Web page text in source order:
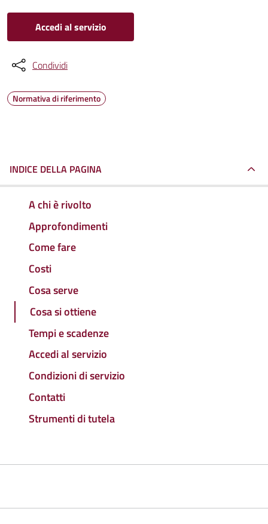
Accedi al servizio
Condividi
Normativa di riferimento
INDICE DELLA PAGINA
A chi è rivolto
Approfondimenti
Come fare
Costi
Cosa serve
Cosa si ottiene
Tempi e scadenze
Accedi al servizio
Condizioni di servizio
Contatti
Strumenti di tutela